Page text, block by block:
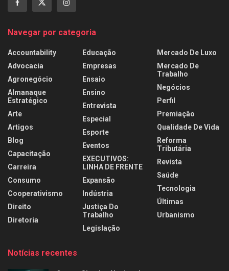
Navegar por categoria
Accountability
Advocacia
Agronegócio
Almanaque
Estratégico
Arte
Artigos
Blog
Capacitação
Carreira
Consumo
Cooperativismo
Direito
Diretoria
Educação
Empresas
Ensaio
Ensino
Entrevista
Especial
Esporte
Eventos
EXECUTIVOS:
LINHA DE FRENTE
Expansão
Indústria
Justiça Do
Trabalho
Legislação
Mercado De Luxo
Mercado De
Trabalho
Negócios
Perfil
Premiação
Qualidade De Vida
Reforma
Tributária
Revista
Saúde
Tecnologia
Últimas
Urbanismo
Notícias recentes